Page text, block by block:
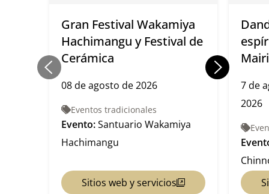
Gran Festival Wakamiya
Hachimangu y Festival de
Cerámica
08 de agosto de 2026
Eventos tradicionales
Evento:Santuario Wakamiya
Hachimangu
Sitios web y servicios
Mairi
7 de
2026